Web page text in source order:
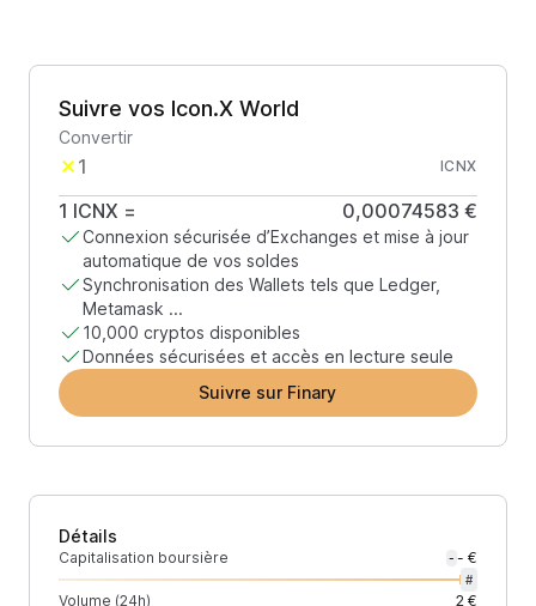
Suivre vos Icon.X World
Convertir
ICNX
1 ICNX = 0,00074583 €
Connexion sécurisée d’Exchanges et mise à jour
automatique de vos soldes
Synchronisation des Wallets tels que Ledger,
Metamask ...
10,000 cryptos disponibles
Données sécurisées et accès en lecture seule
Suivre sur Finary
Détails
Capitalisation boursière - - €
#
Volume (24h)
2 €